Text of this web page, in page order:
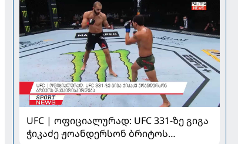
UFC | ოფიციალურად: UFC 331-ზე გიგა
ჭიკაძე ჟოანდერსონ ბრიტოს